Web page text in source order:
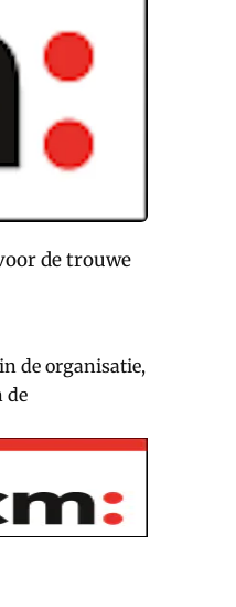
de trouwe
de organisatie,
de